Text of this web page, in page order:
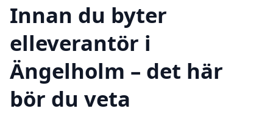
Innan du byter
elleverantör i
Ängelholm – det här
bör du veta